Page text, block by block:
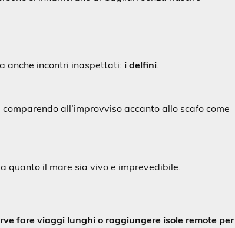
anche incontri inaspettati: i delfini.
all’improvviso accanto allo scafo come
quanto il mare sia vivo e imprevedibile.
fare viaggi lunghi o raggiungere isole remote per